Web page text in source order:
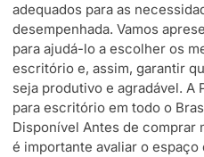
adequados para as
desempenhada. Vamos
para ajudá-lo a escolher os
escritório e, assim, garantir
seja produtivo e agradável. A
para escritório em todo o
Disponível Antes de comprar
é importante avaliar o